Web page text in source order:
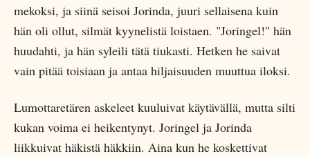
mekoksi, ja siinä seisoi Jorinda, juuri sellaisena kuin
hän oli ollut, silmät kyynelistä loistaen. "Joringel!" hän
huudahti, ja hän syleili tätä tiukasti. Hetken he saivat
vain pitää toisiaan ja antaa hiljaisuuden muuttua iloksi.
Lumottaretären askeleet kuuluivat käytävällä, mutta silti
kukan voima ei heikentynyt. Joringel ja Jorinda
liikkuivat häkistä häkkiin. Aina kun he koskettivat